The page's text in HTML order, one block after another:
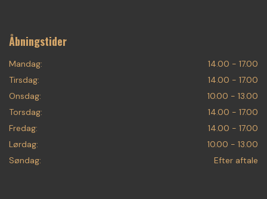
Åbningstider
Mandag:
14.00 - 17.00
Tirsdag:
14.00 - 17.00
Onsdag:
10.00 - 13.00
Torsdag:
14.00 - 17.00
Fredag:
14.00 - 17.00
Lørdag:
10.00 - 13.00
Søndag:
Efter aftale